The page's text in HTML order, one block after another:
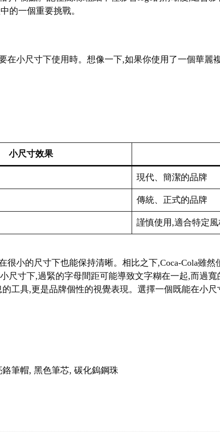
的一個重要挑戰。
在小尺寸下使用時。想像一下,如果你使用了一個華麗
小尺寸效果
現代、簡潔的品牌
傳統、正式的品牌
謹慎使用,適合特定
很小的尺寸下也能保持清晰。相比之下,Coca-Cola雖
尺寸下,過緊的字母間距可能導致文字糊在一起,而過
工具,更是品牌個性的視覺表現。選擇一個既能在小
筆帽, 黑色筆芯, 碳化鎢鋼珠